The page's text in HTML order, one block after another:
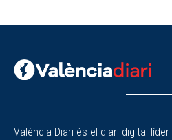
València Diari és el diari digital